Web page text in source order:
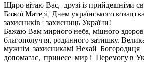
Щиро вітаю Вас, друзі із прийдешніми
Божої Матері, Днем українського
захисників і захисниць України!
Бажаю Вам мирного неба, міцного
благополуччя, родинного затишку.
мужнім захисникам! Нехай Богородиця
допомагає, принесе мир і Перемогу в